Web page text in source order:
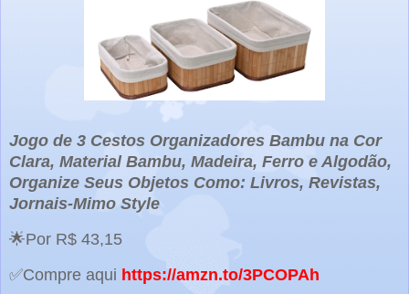
Jogo de 3 Cestos Organizadores Bambu na Cor
Clara, Material Bambu, Madeira, Ferro e Algodão,
Organize Seus Objetos Como: Livros, Revistas,
Jornais-Mimo Style
🌟Por R$ 43,15
✅Compre aqui https://amzn.to/3PCOPAh